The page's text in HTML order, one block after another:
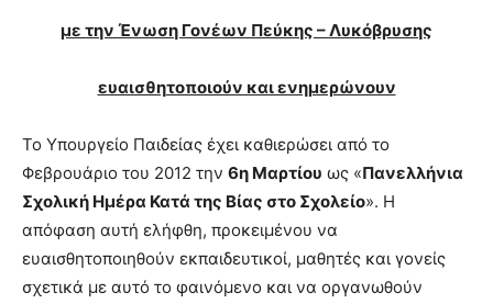
με την Ένωση Γονέων Πεύκης – Λυκόβρυσης
ευαισθητοποιούν και ενημερώνουν
Το Υπουργείο Παιδείας έχει καθιερώσει από το
Φεβρουάριο του 2012 την 6η Μαρτίου ως «Πανελλήνια
Σχολική Ημέρα Κατά της Βίας στο Σχολείο». Η
απόφαση αυτή ελήφθη, προκειμένου να
ευαισθητοποιηθούν εκπαιδευτικοί, μαθητές και γονείς
σχετικά με αυτό το φαινόμενο και να οργανωθούν